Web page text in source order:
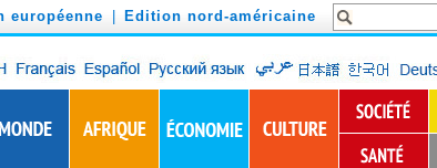
européenne Edition nord-américaine